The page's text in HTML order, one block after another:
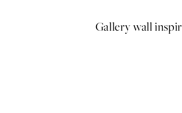
Gallery wall